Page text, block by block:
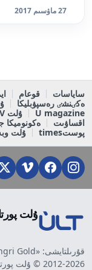
27 ماۋسىم 2017
ساياسات قوعام
ەكٸنشٸ رەسپۋبليكا
U magazine
ۇلت TV
اقساۋىت
ەكونوميكا
پوستtimes
ۇلت
ۇلت
قۇرىلتايشى: «Tengri Gold» جشس
2012-2026 © ۇلت پورتالى